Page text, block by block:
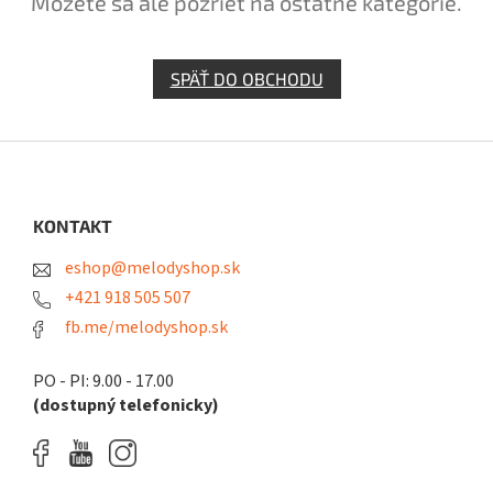
SPÄŤ DO OBCHODU
KONTAKT
eshop@melodyshop.sk
+421 918 505 507
fb.me/melodyshop.sk
PO - PI: 9.00 - 17.00
(dostupný telefonicky)